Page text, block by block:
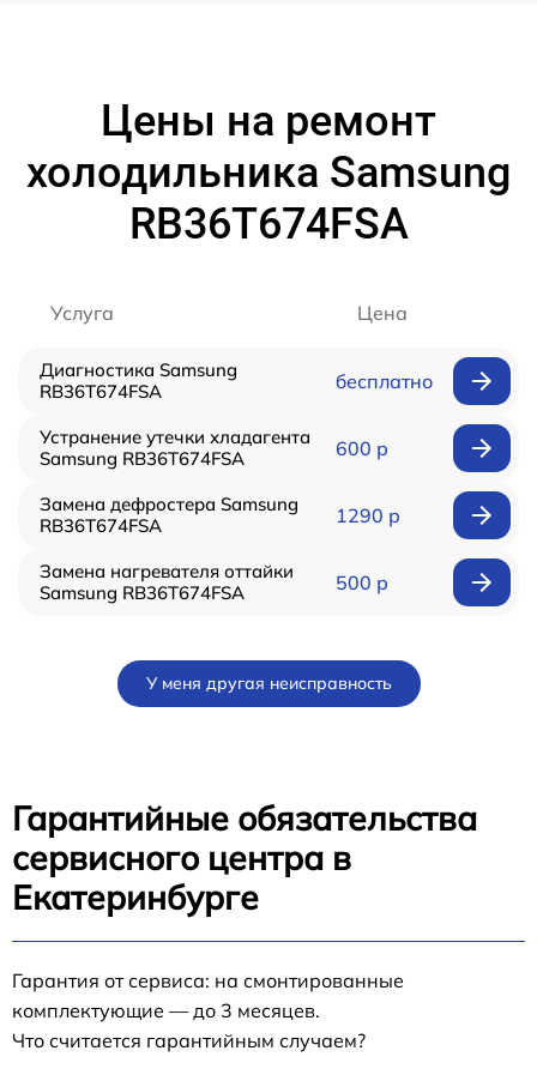
Цены на ремонт
холодильника Samsung
RB36T674FSA
Услуга Цена
Диагностика Samsung
RB36T674FSA
бесплатно
Устранение утечки хладагента
Samsung RB36T674FSA
600 р
Замена дефростера Samsung
RB36T674FSA
1290 р
Замена нагревателя оттайки
Samsung RB36T674FSA
500 р
У меня другая неисправность
Гарантийные обязательства
сервисного центра в
Екатеринбурге
Гарантия от сервиса: на смонтированные
комплектующие — до 3 месяцев.
Что считается гарантийным случаем?